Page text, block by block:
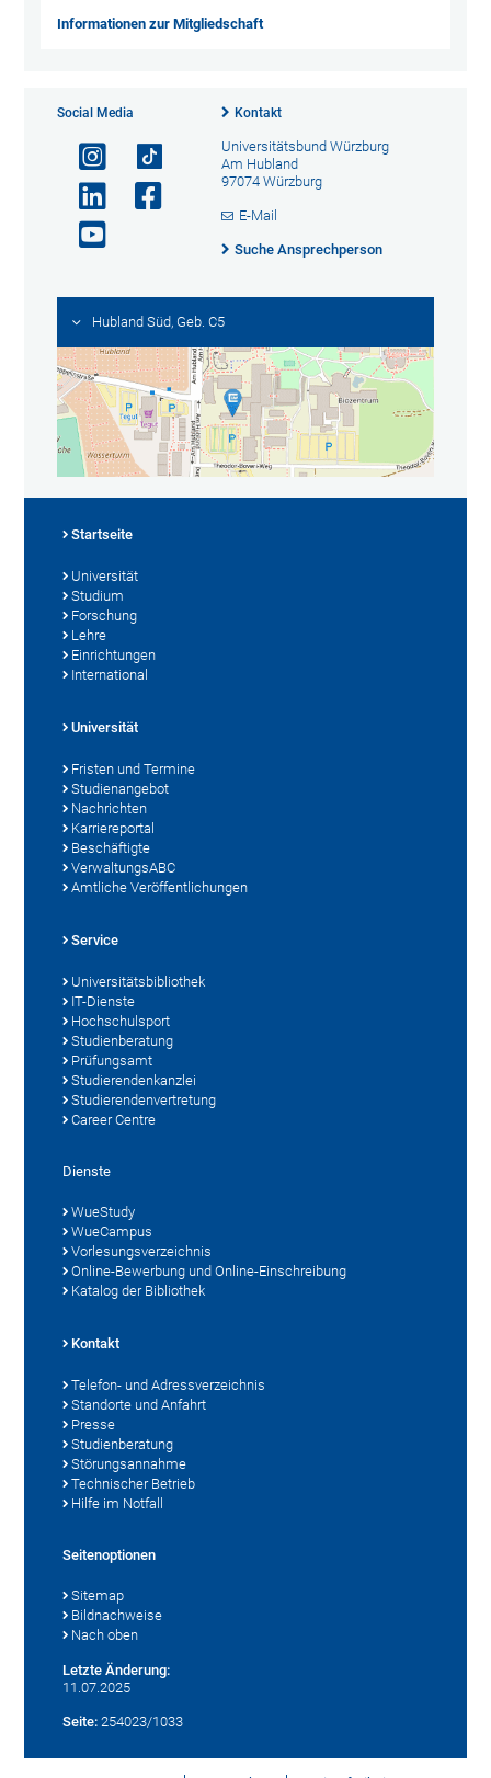
Informationen zur Mitgliedschaft
Social Media Kontakt
Universitätsbund Würzburg
Am Hubland
97074 Würzburg
E-Mail
Suche Ansprechperson
Hubland Süd, Geb. C5
Startseite
Universität
Studium
Forschung
Lehre
Einrichtungen
International
Universität
Fristen und Termine
Studienangebot
Nachrichten
Karriereportal
Beschäftigte
VerwaltungsABC
Amtliche Veröffentlichungen
Service
Universitätsbibliothek
IT-Dienste
Hochschulsport
Studienberatung
Prüfungsamt
Studierendenkanzlei
Studierendenvertretung
Career Centre
Dienste
WueStudy
WueCampus
Vorlesungsverzeichnis
Online-Bewerbung und Online-Einschreibung
Katalog der Bibliothek
Kontakt
Telefon- und Adressverzeichnis
Standorte und Anfahrt
Presse
Studienberatung
Störungsannahme
Technischer Betrieb
Hilfe im Notfall
Seitenoptionen
Sitemap
Bildnachweise
Nach oben
Letzte Änderung:
11.07.2025
Seite: 254023/1033